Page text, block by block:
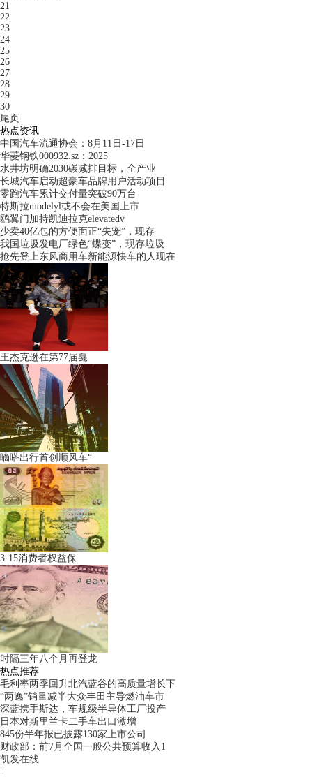
21
22
23
24
25
26
27
28
29
30
尾页
热点资讯
中国汽车流通协会：8月11日-17日
华菱钢铁000932.sz：2025
水井坊明确2030碳减排目标，全产业
长城汽车启动超豪车品牌用户活动项目
零跑汽车累计交付量突破90万台
特斯拉modelyl或不会在美国上市
鸥翼门加持凯迪拉克elevatedv
少卖40亿包的方便面正“失宠”，现存
我国垃圾发电厂绿色“蝶变”，现存垃圾
抢先登上东风商用车新能源快车的人现在
王杰克逊在第77届戛
嘀嗒出行首创顺风车“
3·15消费者权益保
时隔三年八个月再登龙
热点推荐
毛利率两季回升北汽蓝谷的高质量增长下
“两逸”销量减半大众丰田主导燃油车市
深蓝携手斯达，车规级半导体工厂投产
日本对斯里兰卡二手车出口激增
845份半年报已披露130家上市公司
财政部：前7月全国一般公共预算收入1
凯发在线